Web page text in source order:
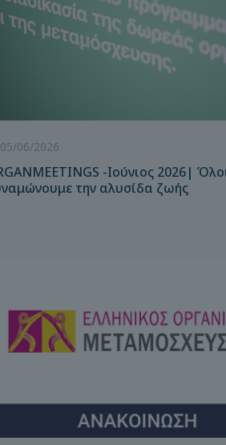
05/06/2026
-Ιούνιος 2026|
την αλυσίδα ζωής